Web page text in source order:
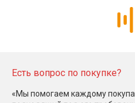
Есть вопрос по покупке?
«Мы помогаем каждому